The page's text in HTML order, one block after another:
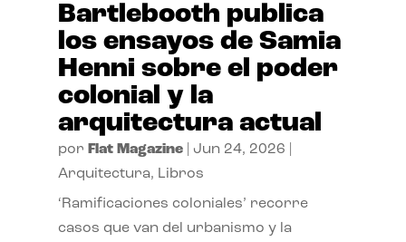
Bartlebooth publica
los ensayos de Samia
Henni sobre el poder
colonial y la
arquitectura actual
por Flat Magazine| Jun 24, 2026
Arquitectura, Libros
‘Ramificaciones coloniales’ recorre
casos que van del urbanismo y la